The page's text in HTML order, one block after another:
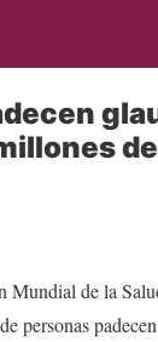
Mundial de la
personas